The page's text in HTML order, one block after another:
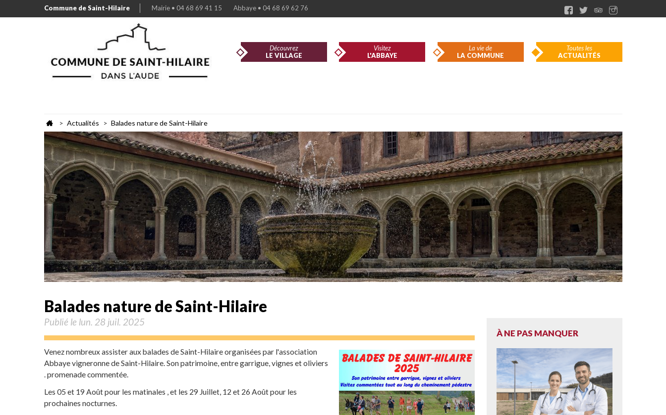
Commune de Saint-Hilaire Mairie • 04 68 69 41 15 Abbaye • 04 68 69 62 76
Découvrez
LE VILLAGE
Visitez
L'ABBAYE
La vie de
LA COMMUNE
Toutes les
ACTUALITÉS
> Actualités > Balades nature de Saint-Hilaire
À NE PAS MANQUER
Balades nature de Saint-Hilaire
Publié le lun. 28 juil. 2025
Venez nombreux assister aux balades de Saint-Hilaire organisées par l'association
Abbaye vigneronne de Saint-Hilaire. Son patrimoine, entre garrigue, vignes et oliviers
. promenade commentée.
Les 05 et 19 Août pour les matinales , et les 29 Juillet, 12 et 26 Août pour les
prochaines nocturnes.